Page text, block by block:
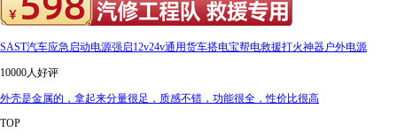
SAST汽车应急启动电源强启12v24v通用货车搭电宝帮电救援打火神器户外电源
10000人好评
外壳是金属的，拿起来分量很足，质感不错，功能很全，性价比很高
TOP